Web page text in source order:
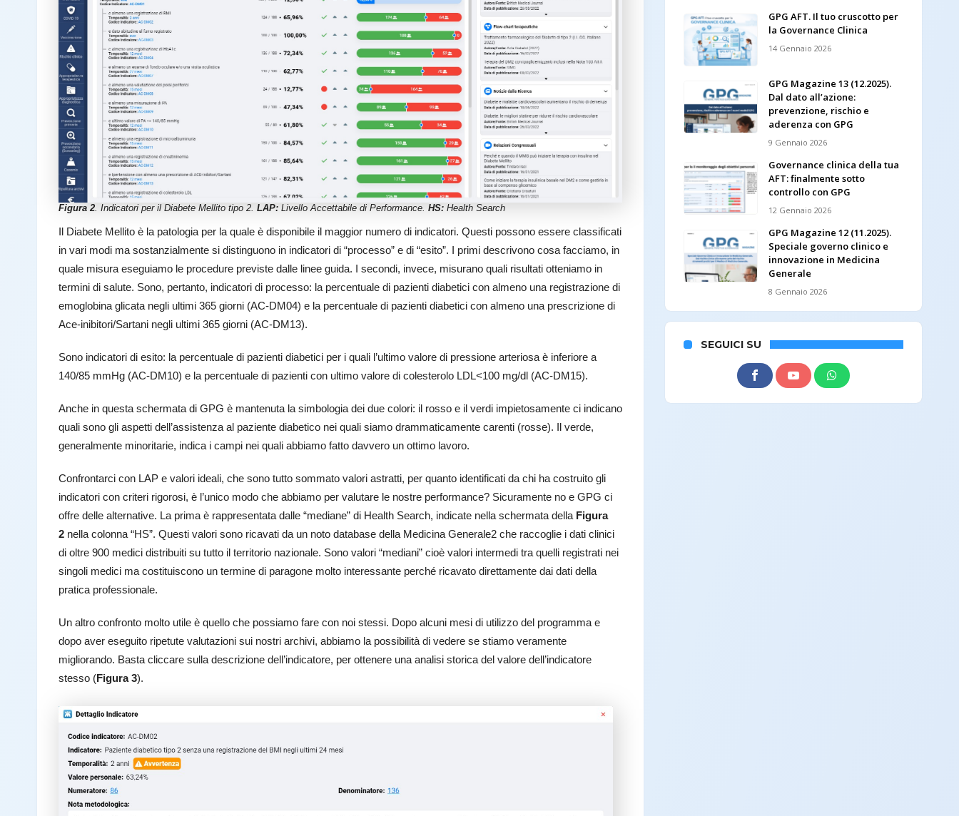
Figura 2 . Indicatori per il Diabete Mellito tipo 2. LAP: Livello Accettabile di Performance. HS: Health Search
Il Diabete Mellito è la patologia per la quale è disponibile il maggior numero di indicatori. Questi possono essere classificati
in vari modi ma sostanzialmente si distinguono in indicatori di “processo” e di “esito”. I primi descrivono cosa facciamo, in
quale misura eseguiamo le procedure previste dalle linee guida. I secondi, invece, misurano quali risultati otteniamo in
termini di salute. Sono, pertanto, indicatori di processo: la percentuale di pazienti diabetici con almeno una registrazione di
emoglobina glicata negli ultimi 365 giorni (AC-DM04) e la percentuale di pazienti diabetici con almeno una prescrizione di
Ace-inibitori/Sartani negli ultimi 365 giorni (AC-DM13).
Sono indicatori di esito: la percentuale di pazienti diabetici per i quali l’ultimo valore di pressione arteriosa è inferiore a
140/85 mmHg (AC-DM10) e la percentuale di pazienti con ultimo valore di colesterolo LDL<100 mg/dl (AC-DM15).
Anche in questa schermata di GPG è mantenuta la simbologia dei due colori: il rosso e il verdi impietosamente ci indicano
quali sono gli aspetti dell’assistenza al paziente diabetico nei quali siamo drammaticamente carenti (rosse). Il verde,
generalmente minoritarie, indica i campi nei quali abbiamo fatto davvero un ottimo lavoro.
Confrontarci con LAP e valori ideali, che sono tutto sommato valori astratti, per quanto identificati da chi ha costruito gli
indicatori con criteri rigorosi, è l’unico modo che abbiamo per valutare le nostre performance? Sicuramente no e GPG ci
offre delle alternative. La prima è rappresentata dalle “mediane” di Health Search, indicate nella schermata della Figura
2 nella colonna “HS”. Questi valori sono ricavati da un noto database della Medicina Generale2 che raccoglie i dati clinici
di oltre 900 medici distribuiti su tutto il territorio nazionale. Sono valori “mediani” cioè valori intermedi tra quelli registrati nei
singoli medici ma costituiscono un termine di paragone molto interessante perché ricavato direttamente dai dati della
pratica professionale.
Un altro confronto molto utile è quello che possiamo fare con noi stessi. Dopo alcuni mesi di utilizzo del programma e
dopo aver eseguito ripetute valutazioni sui nostri archivi, abbiamo la possibilità di vedere se stiamo veramente
migliorando. Basta cliccare sulla descrizione dell’indicatore, per ottenere una analisi storica del valore dell’indicatore
stesso (Figura 3).
GPG AFT. Il tuo cruscotto per
la Governance Clinica
14 Gennaio 2026
GPG Magazine 13 (12.2025).
Dal dato all’azione:
prevenzione, rischio e
aderenza con GPG
9 Gennaio 2026
Governance clinica della tua
AFT: finalmente sotto
controllo con GPG
12 Gennaio 2026
GPG Magazine 12 (11.2025).
Speciale governo clinico e
innovazione in Medicina
Generale
8 Gennaio 2026
SEGUICI SU